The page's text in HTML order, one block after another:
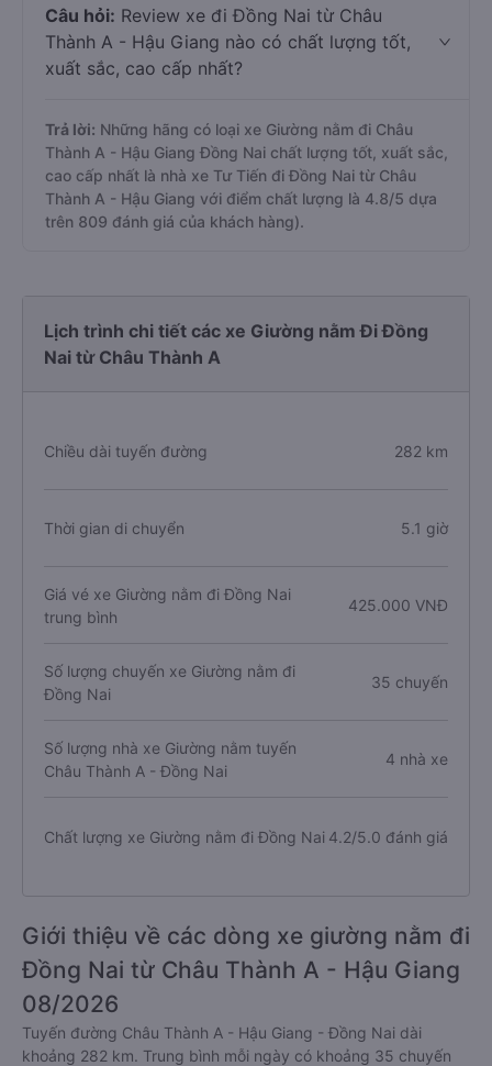
Câu hỏi: Review xe đi Đồng Nai từ Châu
Thành A - Hậu Giang nào có chất lượng tốt,
xuất sắc, cao cấp nhất?
Trả lời: Những hãng có loại xe Giường nằm đi Châu
Thành A - Hậu Giang Đồng Nai chất lượng tốt, xuất sắc,
cao cấp nhất là nhà xe Tư Tiến đi Đồng Nai từ Châu
Thành A - Hậu Giang với điểm chất lượng là 4.8/5 dựa
trên 809 đánh giá của khách hàng).
Lịch trình chi tiết các xe Giường nằm Đi Đồng
Nai từ Châu Thành A
Chiều dài tuyến đường 282 km
Thời gian di chuyển 5.1 giờ
Giá vé xe Giường nằm đi Đồng Nai
trung bình
425.000 VNĐ
Số lượng chuyến xe Giường nằm đi
Đồng Nai
35 chuyến
Số lượng nhà xe Giường nằm tuyến
Châu Thành A - Đồng Nai
4 nhà xe
Chất lượng xe Giường nằm đi Đồng Nai 4.2/5.0 đánh giá
Giới thiệu về các dòng xe giường nằm đi
Đồng Nai từ Châu Thành A - Hậu Giang
08/2026
Tuyến đường Châu Thành A - Hậu Giang - Đồng Nai dài
khoảng 282 km. Trung bình mỗi ngày có khoảng 35 chuyến